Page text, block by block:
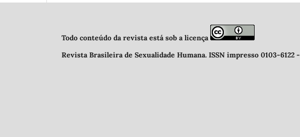
Todo conteúdo da revista está sob a licença
Revista Brasileira de Sexualidade Humana. ISSN impresso 0103-6122 -